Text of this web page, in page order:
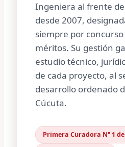
Ingeniera al frente
desde 2007,
siempre por
méritos. Su gestión
estudio técnico,
de cada proyecto, al
desarrollo ordenado
Cúcuta.
Primera Curadora N° 1